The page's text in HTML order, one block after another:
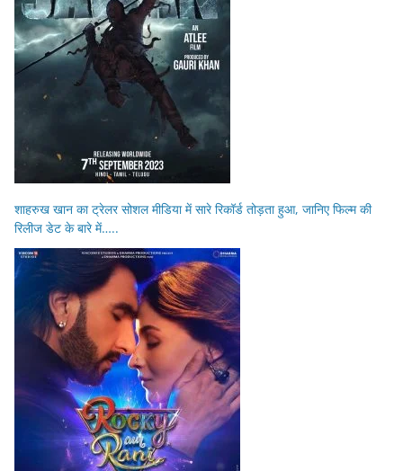
शाहरुख खान का ट्रेलर सोशल मीडिया में सारे रिकॉर्ड तोड़ता हुआ, जानिए फिल्म की
रिलीज डेट के बारे में…..